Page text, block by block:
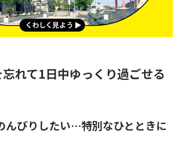
れて1日中ゆっくり過ごせる
んびりしたい…特別なひとときに